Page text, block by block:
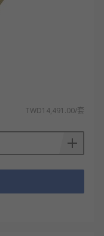
TWD14,491.00/套